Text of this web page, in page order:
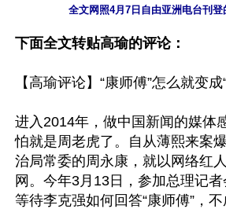
全文网照4月7日自由亚洲电台刊登
下面全文转贴高瑜的评论：
【高瑜评论】“康师傅”怎么就变成
进入2014年，做中国新闻的媒体
怕就是周老虎了。自从薄熙来案
治局常委的周永康，就以网络红
网。今年3月13日，参加总理记
等待李克强如何回答“康师傅”，